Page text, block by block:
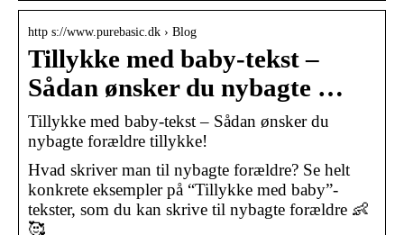
http s://www.purebasic.dk › Blog
Tillykke med baby-tekst –
Sådan ønsker du nybagte …
Tillykke med baby-tekst – Sådan ønsker du
nybagte forældre tillykke!
Hvad skriver man til nybagte forældre? Se helt
konkrete eksempler på “Tillykke med baby”-
tekster, som du kan skrive til nybagte forældre 👶
🥰